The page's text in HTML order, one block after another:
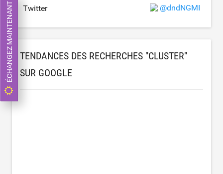
Twitter @dndNGMI
TENDANCES DES RECHERCHES "CLUSTER"
SUR GOOGLE
ÉCHANGEZ MAINTENANT